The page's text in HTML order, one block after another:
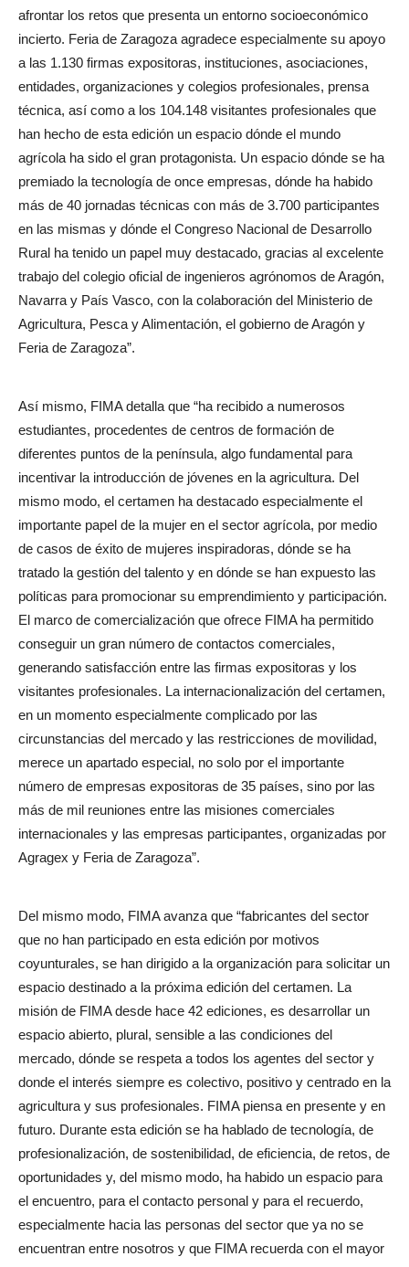
afrontar los retos que presenta un entorno socioeconómico
incierto. Feria de Zaragoza agradece especialmente su apoyo
a las 1.130 firmas expositoras, instituciones, asociaciones,
entidades, organizaciones y colegios profesionales, prensa
técnica, así como a los 104.148 visitantes profesionales que
han hecho de esta edición un espacio dónde el mundo
agrícola ha sido el gran protagonista. Un espacio dónde se ha
premiado la tecnología de once empresas, dónde ha habido
más de 40 jornadas técnicas con más de 3.700 participantes
en las mismas y dónde el Congreso Nacional de Desarrollo
Rural ha tenido un papel muy destacado, gracias al excelente
trabajo del colegio oficial de ingenieros agrónomos de Aragón,
Navarra y País Vasco, con la colaboración del Ministerio de
Agricultura, Pesca y Alimentación, el gobierno de Aragón y
Feria de Zaragoza”.
Así mismo, FIMA detalla que “ha recibido a numerosos
estudiantes, procedentes de centros de formación de
diferentes puntos de la península, algo fundamental para
incentivar la introducción de jóvenes en la agricultura. Del
mismo modo, el certamen ha destacado especialmente el
importante papel de la mujer en el sector agrícola, por medio
de casos de éxito de mujeres inspiradoras, dónde se ha
tratado la gestión del talento y en dónde se han expuesto las
políticas para promocionar su emprendimiento y participación.
El marco de comercialización que ofrece FIMA ha permitido
conseguir un gran número de contactos comerciales,
generando satisfacción entre las firmas expositoras y los
visitantes profesionales. La internacionalización del certamen,
en un momento especialmente complicado por las
circunstancias del mercado y las restricciones de movilidad,
merece un apartado especial, no solo por el importante
número de empresas expositoras de 35 países, sino por las
más de mil reuniones entre las misiones comerciales
internacionales y las empresas participantes, organizadas por
Agragex y Feria de Zaragoza”.
Del mismo modo, FIMA avanza que “fabricantes del sector
que no han participado en esta edición por motivos
coyunturales, se han dirigido a la organización para solicitar un
espacio destinado a la próxima edición del certamen. La
misión de FIMA desde hace 42 ediciones, es desarrollar un
espacio abierto, plural, sensible a las condiciones del
mercado, dónde se respeta a todos los agentes del sector y
donde el interés siempre es colectivo, positivo y centrado en la
agricultura y sus profesionales. FIMA piensa en presente y en
futuro. Durante esta edición se ha hablado de tecnología, de
profesionalización, de sostenibilidad, de eficiencia, de retos, de
oportunidades y, del mismo modo, ha habido un espacio para
el encuentro, para el contacto personal y para el recuerdo,
especialmente hacia las personas del sector que ya no se
encuentran entre nosotros y que FIMA recuerda con el mayor